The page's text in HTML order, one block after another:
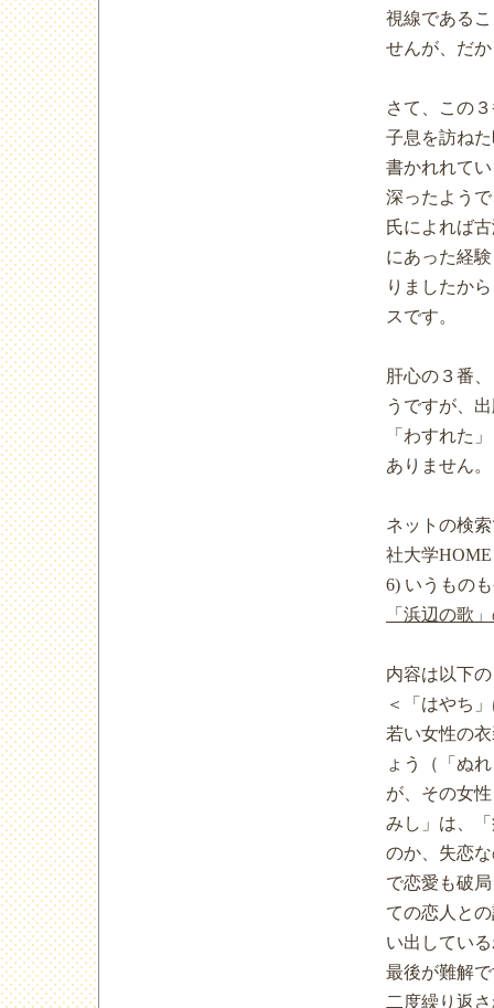
視線である
せんが、だ
さて、この
子息を訪ね
書かれれて
深ったよう
氏によれば
にあった経
りましたか
スです。
肝心の３番
うですが、
「わすれた
ありません。
ネットの検
社大学
6) いうもの
「浜辺の歌
内容は以下
＜「はやち
若い女性の
ょう（「ぬ
が、その女
みし」は、
のか、失恋
で恋愛も破
ての恋人と
い出してい
最後が難解
二度繰り返